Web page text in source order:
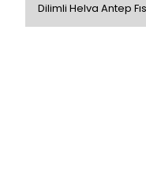
Dilimli Helva Antep